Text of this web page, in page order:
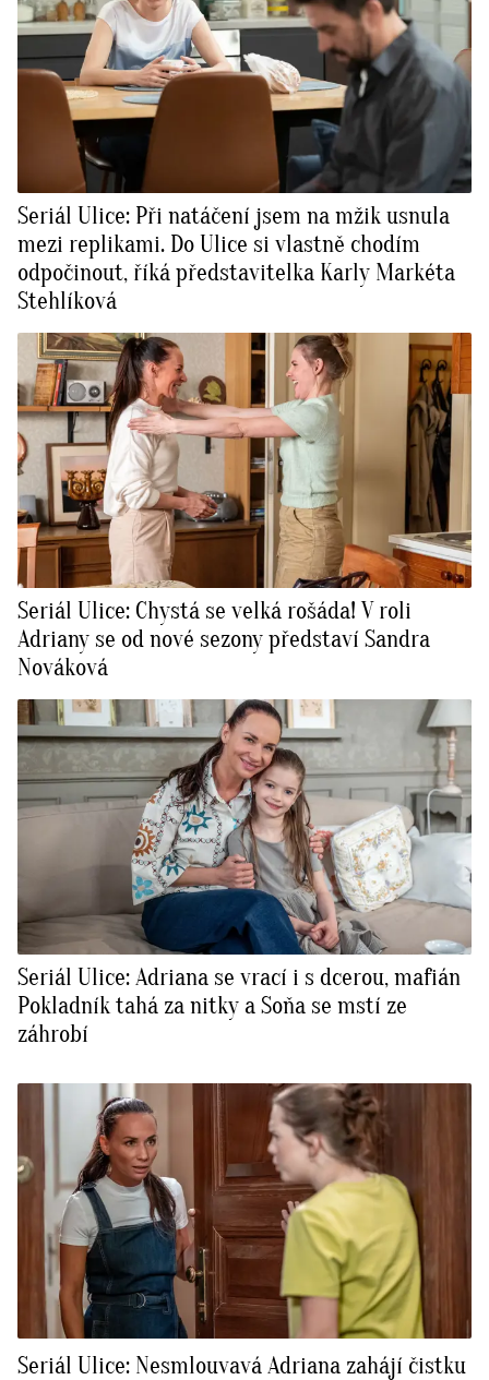
Seriál Ulice: Při natáčení jsem na mžik usnula
mezi replikami. Do Ulice si vlastně chodím
odpočinout, říká představitelka Karly Markéta
Stehlíková
Seriál Ulice: Chystá se velká rošáda! V roli
Adriany se od nové sezony představí Sandra
Nováková
Seriál Ulice: Adriana se vrací i s dcerou, mafián
Pokladník tahá za nitky a Soňa se mstí ze
záhrobí
Seriál Ulice: Nesmlouvavá Adriana zahájí čistku